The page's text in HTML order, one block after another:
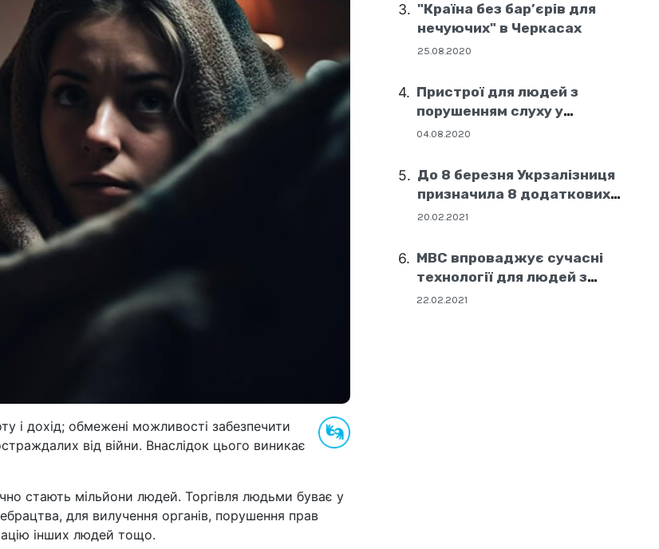
і дохід; обмежені можливості забезпечити
від війни. Внаслідок цього виникає
стають мільйони людей. Торгівля людьми буває у
для вилучення органів, порушення прав
інших людей тощо.
"Країна без бар’єрів для
нечуючих" в Черкасах
25.08.2020
Пристрої для людей з
порушенням слуху у
соціальних центрах Дніпра
04.08.2020
До 8 березня Укрзалізниця
призначила 8 додаткових
поїздів
20.02.2021
МВС впроваджує сучасні
технології для людей з
порушенням слуху
22.02.2021